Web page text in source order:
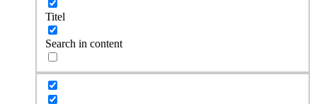
Titel
Search in content